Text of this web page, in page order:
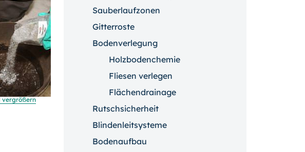
vergrößern
Sauberlaufzonen
Gitterroste
Bodenverlegung
Holzbodenchemie
Fliesen verlegen
Flächendrainage
Rutschsicherheit
Blindenleitsysteme
Bodenaufbau